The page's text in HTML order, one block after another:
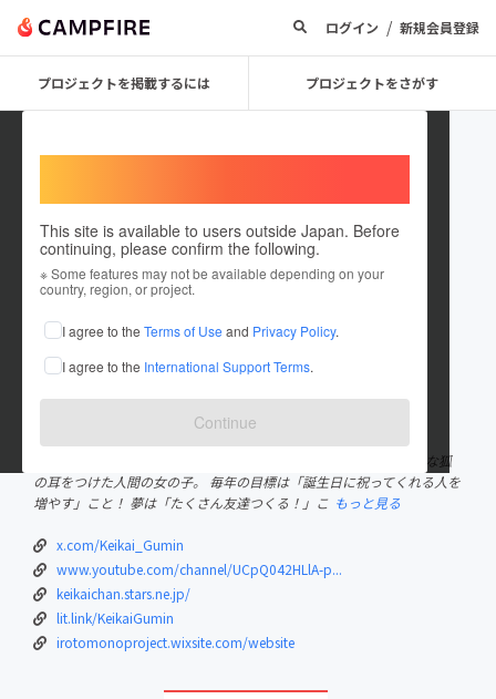
ログイン / 新規会員登録
プロジェクトを掲載するには プロジェクトをさがす
This site is available to users outside Japan. Before
continuing, please confirm the following.
※ Some features may not be available depending on your
country, region, or project.
I agree to the Terms of Use and Privacy Policy.
I agree to the International Support Terms.
Continue
警戒ブロオドキャストCHERRY3D
ライブプロジェクト
プロジェクトオーナー
これまでに1件のプロジェクトを投稿しています
在住国：日本 現在地：東京都
出身地：未設定
悔いなき人生を謳歌するためVRの世界に飛び込んだ、 好奇心旺盛な狐
の耳をつけた人間の女の子。 毎年の目標は「誕生日に祝ってくれる人を
増やす」こと！ 夢は「たくさん友達つくる！」こ もっと見る
x.com/Keikai_Gumin
www.youtube.com/channel/UCpQ042HLlA-p...
keikaichan.stars.ne.jp/
lit.link/KeikaiGumin
irotomonoproject.wixsite.com/website